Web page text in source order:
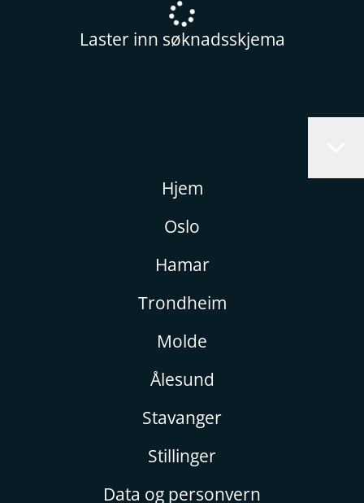
Laster inn søknadsskjema
Hjem
Oslo
Hamar
Trondheim
Molde
Ålesund
Stavanger
Stillinger
Data og personvern